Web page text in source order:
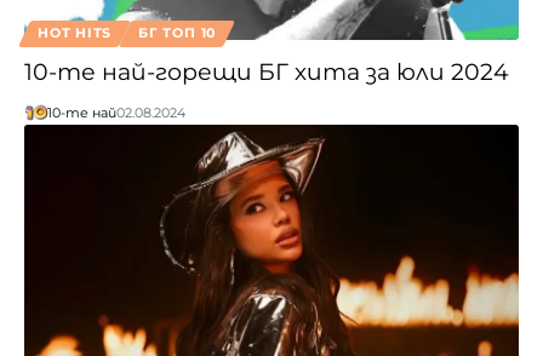
HOT HITS БГ ТОП 10
10-те най-горещи БГ хита за юли 2024
10-те най02.08.2024